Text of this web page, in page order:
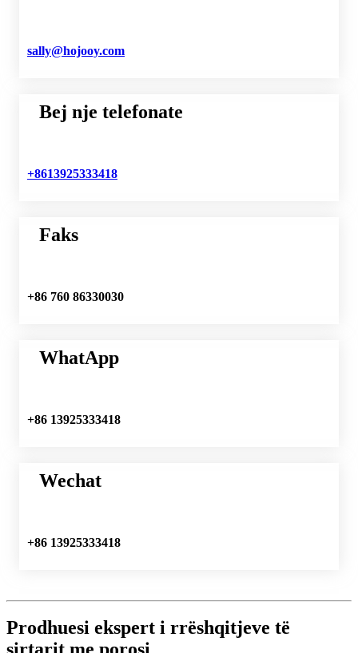
sally@hojooy.com
Bej nje telefonate
+8613925333418
Faks
+86 760 86330030
WhatApp
+86 13925333418
Wechat
+86 13925333418
Prodhuesi ekspert i rrëshqitjeve të